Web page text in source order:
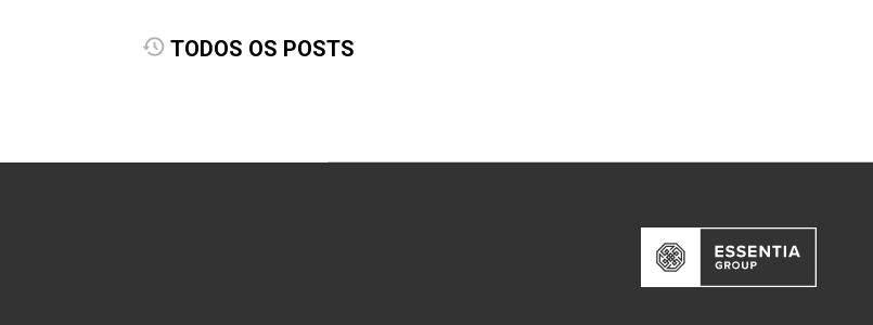
TODOS OS POSTS